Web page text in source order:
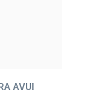
AVUI